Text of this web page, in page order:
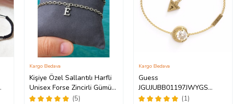
Kişiye Özel Sallantılı Harfli
Unisex Forse Zincirli Gümüş
Renk Çift Bilekliği eck09c
(5)
Kargo Bedava
Guess
JGUJUBB01197JWYGS
Bayan Bileklik(1)
Kargo Bedava